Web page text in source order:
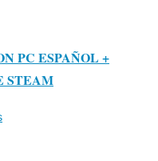
PC ESPAÑOL +
STEAM